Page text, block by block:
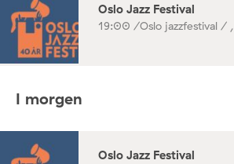
Oslo Jazz Festival
19:00 /Oslo jazzfestival / ,
I morgen
Oslo Jazz Festival